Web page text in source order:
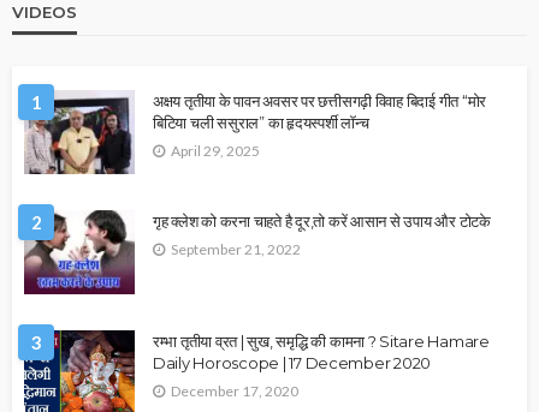
VIDEOS
1
अक्षय तृतीया के पावन अवसर पर छत्तीसगढ़ी विवाह बिदाई गीत “मोर
बिटिया चली ससुराल” का हृदयस्पर्शी लॉन्च
April 29, 2025
2 गृह क्लेश को करना चाहते है दूर,तो करें आसान से उपाय और टोटके
September 21, 2022
3
रम्भा तृतीया व्रत | सुख, समृद्धि की कामना ? Sitare Hamare
Daily Horoscope | 17 December 2020
December 17, 2020